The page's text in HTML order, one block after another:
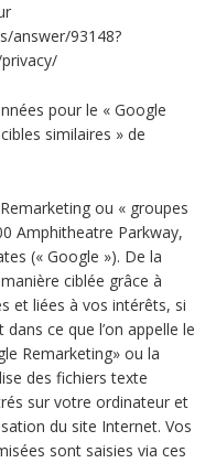
answer/93148?
pour le « Google
similaires » de
ou « groupes
Amphitheatre Parkway,
(« Google »). De la
ciblée grâce à
et liées à vos intérêts, si
ce que l’on appelle le
Remarketing» ou la
des fichiers texte
sur votre ordinateur et
du site Internet. Vos
sont saisies via ces